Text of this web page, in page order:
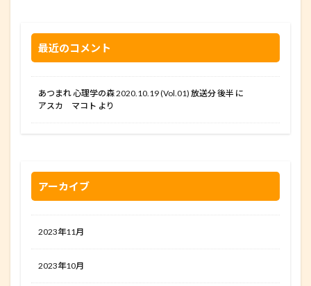
最近のコメント
あつまれ 心理学の森 2020.10.19 (Vol.01) 放送分 後半 に
アスカ マコト より
アーカイブ
2023年11月
2023年10月